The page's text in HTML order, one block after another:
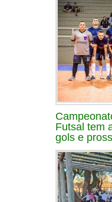
Futsal tem
gols e